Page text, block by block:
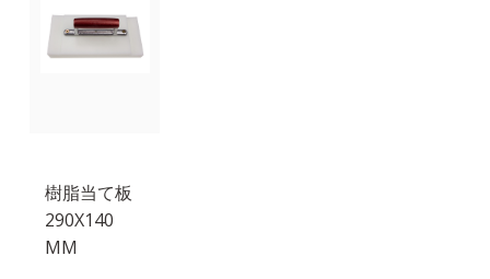
樹脂当て板
290X140
MM